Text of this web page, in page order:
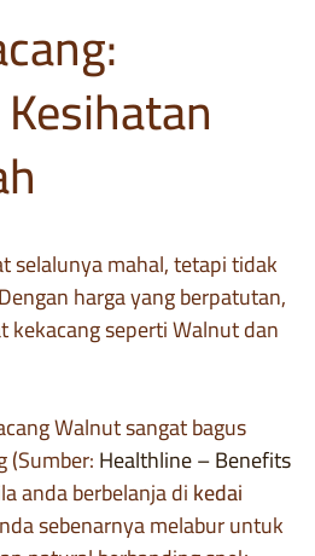
selalunya mahal, tetapi tidak
harga yang berpatutan,
seperti Walnut dan
Walnut sangat bagus
Healthline – Benefits
anda berbelanja dikedai
sebenarnya melabur untuk